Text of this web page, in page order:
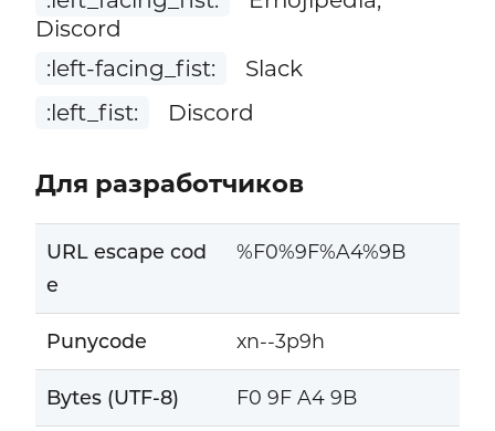
Discord
:left-facing_fist:
Slack
:left_fist:
Discord
Для разработчиков
URL escape cod
e
%F0%9F%A4%9B
Punycode xn--3p9h
Bytes (UTF-8) F0 9F A4 9B